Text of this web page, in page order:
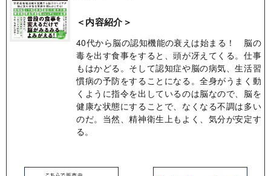
＜内容紹介＞
40代から脳の認知機能の衰えは始まる！ 脳の
毒を出す食事をすると、頭が冴えてくる。仕事
もはかどる。そして認知症や脳の病気、生活習
慣病の予防をすることになる。全身がうまく動
くように指令を出しているのは脳なので、脳を
健康な状態にすることで、なくなる不調は多い
のだ。当然、精神衛生上もよく、気分が安定す
る。